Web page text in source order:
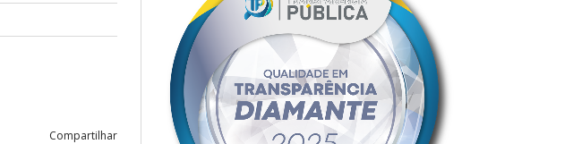
Compartilhar